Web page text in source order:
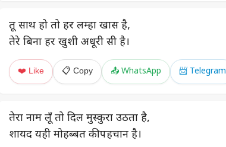
तू साथ हो तो हर लम्हा खास है,
तेरे बिना हर खुशी अधूरी सी है।
❤️ Like 📋 Copy 📤 WhatsApp 📨 Telegram
तेरा नाम लूँ तो दिल मुस्कुरा उठता है,
शायद यही मोहब्बत की पहचान है।